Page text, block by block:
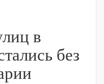
в
без